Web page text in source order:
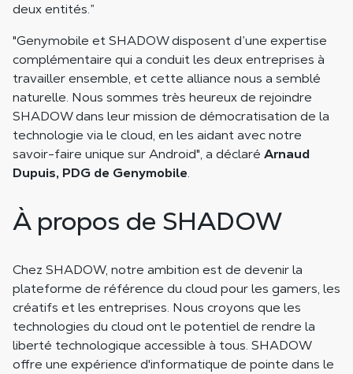
deux entités.”
"Genymobile et SHADOW disposent d’une expertise
complémentaire qui a conduit les deux entreprises à
travailler ensemble, et cette alliance nous a semblé
naturelle. Nous sommes très heureux de rejoindre
SHADOW dans leur mission de démocratisation de la
technologie via le cloud, en les aidant avec notre
savoir-faire unique sur Android", a déclaré Arnaud
Dupuis, PDG de Genymobile.
À propos de SHADOW
Chez SHADOW, notre ambition est de devenir la
plateforme de référence du cloud pour les gamers, les
créatifs et les entreprises. Nous croyons que les
technologies du cloud ont le potentiel de rendre la
liberté technologique accessible à tous. SHADOW
offre une expérience d'informatique de pointe dans le